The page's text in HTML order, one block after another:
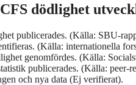
dödlighet
publicerades. (Källa: SBU-
(Källa: internationella
genomfördes. (Källa:
publicerades. (Källa: peer-
och nya data (Ej verifierat).